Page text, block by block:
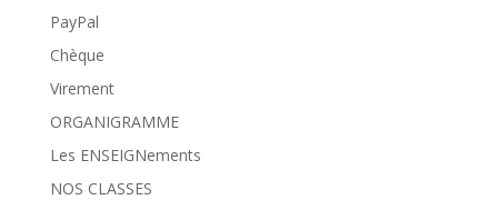
PayPal
Chèque
Virement
ORGANIGRAMME
Les ENSEIGNements
NOS CLASSES